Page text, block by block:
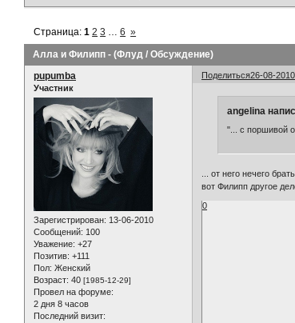
Алла и Филипп - (Флуд / Обсуждение)
Страница:1 2 3 … 6 »
Поделиться26-08-
pupumba
Участник
Зарегистрирован: 13-06-2010
Сообщений: 100
Уважение: +27
Позитив: +111
Пол: Женский
Возраст: 40 [1985-12-29]
Провел на форуме:
2 дня 8 часов
Последний визит:
angelina
"... с поршивой
... от него нечего
вот Филипп другое
0